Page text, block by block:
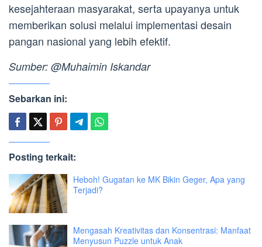
kesejahteraan masyarakat, serta upayanya untuk
memberikan solusi melalui implementasi desain
pangan nasional yang lebih efektif.
Sumber: @Muhaimin Iskandar
Sebarkan ini:
Posting terkait:
Heboh! Gugatan ke MK Bikin Geger, Apa yang
Terjadi?
Mengasah Kreativitas dan Konsentrasi: Manfaat
Menyusun Puzzle untuk Anak